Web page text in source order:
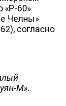
«Р-60»
Челны»
согласно
М».